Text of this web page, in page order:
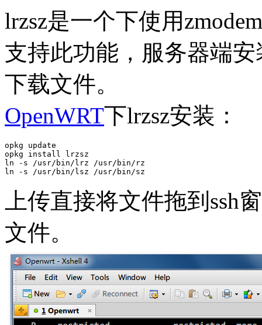
lrzsz是一个下使用
支持此功能，服务器端安
下载文件。
OpenWRT下lrzsz安装：
opkg update
opkg install lrzsz
ln -s /usr/bin/lrz /usr/bin/rz
ln -s /usr/bin/lsz /usr/bin/sz
上传直接将文件拖到ssh
文件。